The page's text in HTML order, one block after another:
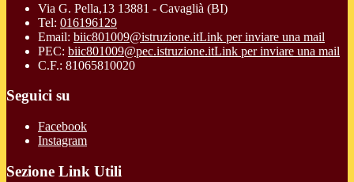
Via G. Pella,13 13881 - Cavaglià (BI)
Tel: 016196129
Email: biic801009@istruzione.itLink per inviare una mail
PEC: biic801009@pec.istruzione.itLink per inviare una mail
C.F.: 81065810020
Seguici su
Facebook
Instagram
Sezione Link Utili